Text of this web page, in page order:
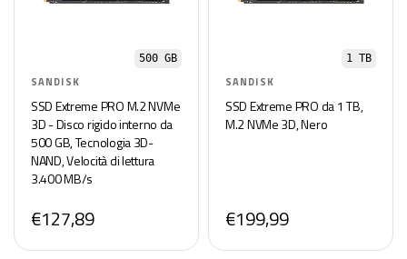
500 GB
SANDISK
SSD Extreme PRO M.2 NVMe
3D - Disco rigido interno da
500 GB, Tecnologia 3D-
NAND, Velocità di lettura
3.400 MB/s
€127,89
1 TB
SANDISK
SSD Extreme PRO da 1 TB,
M.2 NVMe 3D, Nero
€199,99